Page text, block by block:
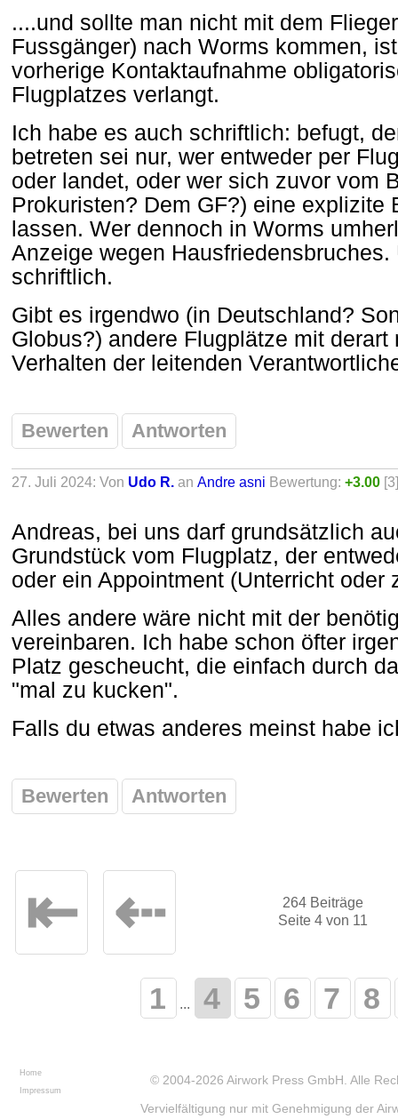
....und sollte man nicht mit dem
Fussgänger) nach Worms kommen,
vorherige Kontaktaufnahme
Flugplatzes verlangt.
Ich habe es auch schriftlich: befugt,
betreten sei nur, wer entweder per
oder landet, oder wer sich zuvor vom
Prokuristen? Dem GF?) eine explizite
lassen. Wer dennoch in Worms
Anzeige wegen
schriftlich.
Gibt es irgendwo (in Deutschland?
Globus?) andere Flugplätze mit derart
Verhalten der leitenden
Bewerten Antworten
27. Juli 2024: Von Udo R. an Andre asni Bewertung: +3.00 [3]
Andreas, bei uns darf grundsätzlich
Grundstück vom Flugplatz, der
oder ein Appointment (Unterricht oder
Alles andere wäre nicht mit der
vereinbaren. Ich habe schon öfter
Platz gescheucht, die einfach durch
"mal zu kucken".
Falls du etwas anderes meinst habe
Bewerten Antworten
⇤ ⇠
264 Beiträge
Seite 4 von 11
1 ... 4 5 6 7 8
Home
Impressum
© 2004-2026 Airwork Press GmbH . Alle
Vervielfältigung nur mit Genehmigung der